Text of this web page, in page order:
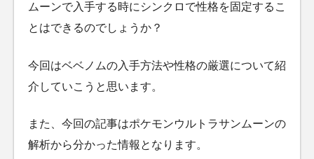
ムーンで入手する時にシンクロで性格を固定するこ
とはできるのでしょうか？
今回はベベノムの入手方法や性格の厳選について紹
介していこうと思います。
また、今回の記事はポケモンウルトラサンムーンの
解析から分かった情報となります。